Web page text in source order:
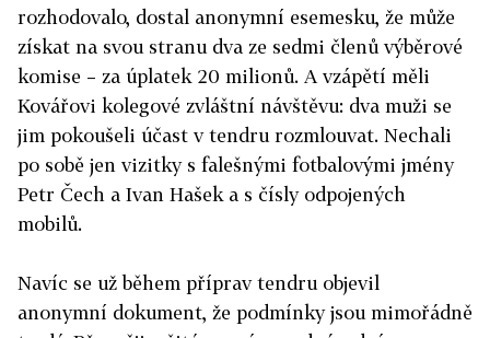
rozhodovalo, dostal anonymní esemesku, že může
získat na svou stranu dva ze sedmi členů výběrové
komise – za úplatek 20 milionů. A vzápětí měli
Kovářovi kolegové zvláštní návštěvu: dva muži se
jim pokoušeli účast v tendru rozmlouvat. Nechali
po sobě jen vizitky s falešnými fotbalovými jmény
Petr Čech a Ivan Hašek a s čísly odpojených
mobilů.
Navíc se už během příprav tendru objevil
anonymní dokument, že podmínky jsou mimořádně